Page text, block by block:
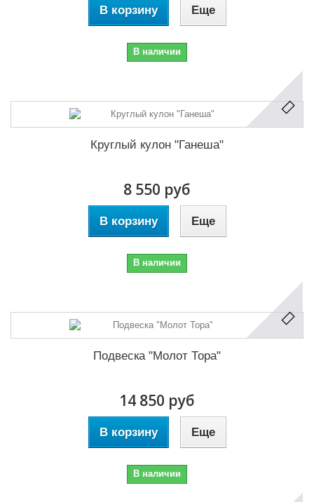
В корзину Еще
В наличии
Круглый кулон "Ганеша"
8 550 руб
В корзину Еще
В наличии
Подвеска "Молот Тора"
14 850 руб
В корзину Еще
В наличии